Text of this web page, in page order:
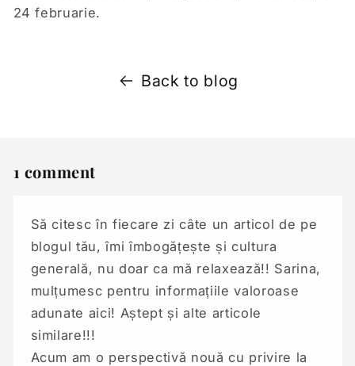
24 februarie.
Back to blog
1 comment
Să citesc în fiecare zi câte un articol de pe
blogul tău, îmi îmbogățește și cultura
generală, nu doar ca mă relaxează!! Sarina,
mulțumesc pentru informațiile valoroase
adunate aici! Aștept și alte articole
similare!!!
Acum am o perspectivă nouă cu privire la